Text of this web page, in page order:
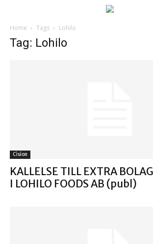
Home Tags Lohilo
Tag: Lohilo
Cision
KALLELSE TILL EXTRA
I LOHILO FOODS AB (publ)